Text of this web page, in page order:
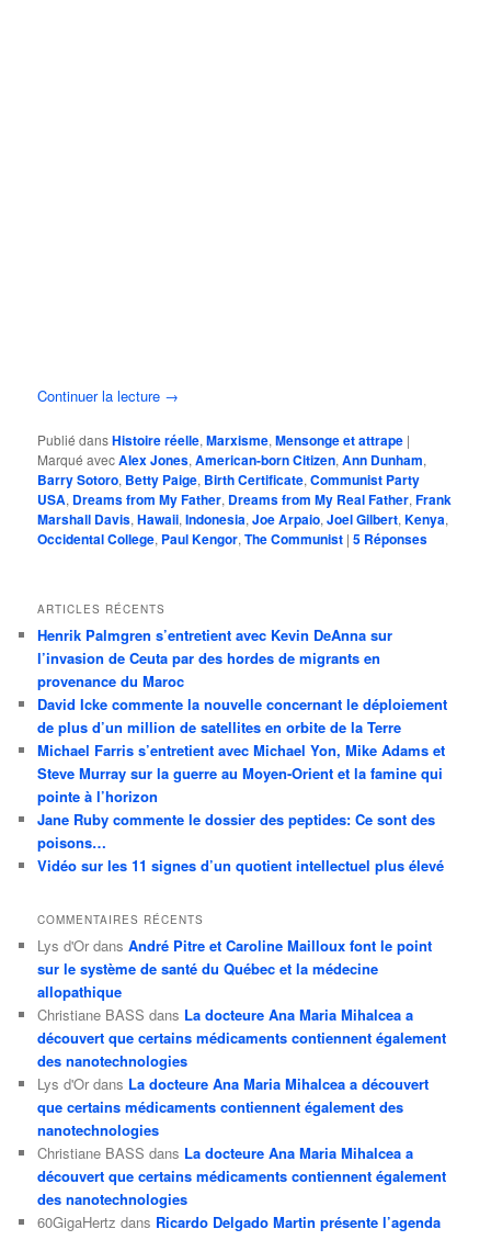
Continuer la lecture →
Publié dansHistoire réelle,Marxisme,Mensonge et attrape |
Marqué avecAlex Jones,American-born Citizen,Ann Dunham,
Barry Sotoro, Betty Paige, Birth Certificate,Communist Party
USA, Dreams from My Father, Dreams from My Real Father,Frank
Marshall Davis,Hawaii,Indonesia,Joe Arpaio,Joel Gilbert,Kenya,
Occidental College, Paul Kengor,The Communist |5 Réponses
ARTICLES RÉCENTS
Henrik Palmgren s’entretient avec Kevin DeAnna sur
l’invasion de Ceuta par des hordes de migrants en
provenance du Maroc
David Icke commente la nouvelle concernant le déploiement
de plus d’un million de satellites en orbite de la Terre
Michael Farris s’entretient avec Michael Yon, Mike Adams et
Steve Murray sur la guerre au Moyen-Orient et la famine qui
pointe à l’horizon
Jane Ruby commente le dossier des peptides: Ce sont des
poisons…
Vidéo sur les 11 signes d’un quotient intellectuel plus élevé
COMMENTAIRES RÉCENTS
Lys d'Or dansAndré Pitre et Caroline Mailloux font le point
sur le système de santé du Québec et la médecine
allopathique
Christiane BASS dans La docteure Ana Maria Mihalcea a
découvert que certains médicaments contiennent également
des nanotechnologies
Lys d'Or dans La docteure Ana Maria Mihalcea a découvert
que certains médicaments contiennent également des
nanotechnologies
Christiane BASS dans La docteure Ana Maria Mihalcea a
découvert que certains médicaments contiennent également
des nanotechnologies
60GigaHertz dans Ricardo Delgado Martin présente l’agenda